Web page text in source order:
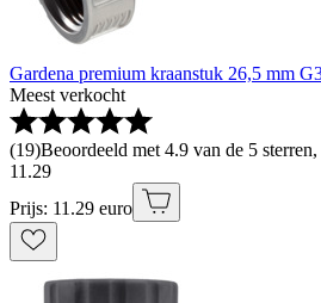
Gardena premium kraanstuk 26,5 mm
Meest verkocht
(19)Beoordeeld met 4.9 van de 5
11 .29
Prijs: 11.29 euro